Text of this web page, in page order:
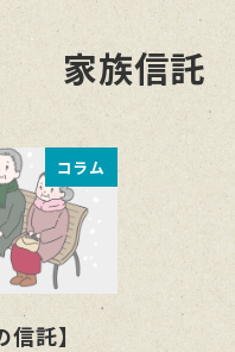
家族信託
コラム
信託】